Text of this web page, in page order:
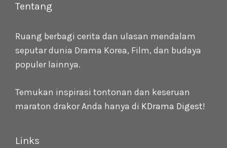
Tentang
Ruang berbagi cerita dan ulasan mendalam
seputar dunia Drama Korea, Film, dan budaya
populer lainnya.
Temukan inspirasi tontonan dan keseruan
maraton drakor Anda hanya di KDrama Digest!
Links